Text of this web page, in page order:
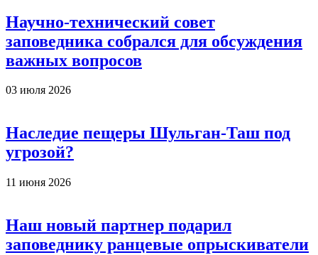
Научно-технический совет
заповедника собрался для обсуждения
важных вопросов
03 июля 2026
Наследие пещеры Шульган-Таш под
угрозой?
11 июня 2026
Наш новый партнер подарил
заповеднику ранцевые опрыскиватели